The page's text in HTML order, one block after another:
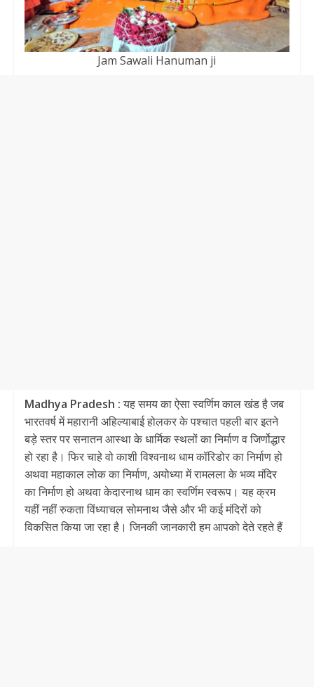
Jam Sawali Hanuman ji
Madhya Pradesh :यह समय का ऐसा स्वर्णिम काल खंड है जब
भारतवर्ष में महारानी अहिल्याबाई होलकर के पश्चात पहली बार इतने
बड़े स्तर पर सनातन आस्था के धार्मिक स्थलों का निर्माण व जिर्णोद्धार
हो रहा है। फिर चाहे वो काशी विश्वनाथ धाम कॉरिडोर का निर्माण हो
अथवा महाकाल लोक का निर्माण, अयोध्या में रामलला के भव्य मंदिर
का निर्माण हो अथवा केदारनाथ धाम का स्वर्णिम स्वरूप। यह क्रम
यहीं नहीं रुकता विंध्याचल सोमनाथ जैसे और भी कई मंदिरों को
विकसित किया जा रहा है। जिनकी जानकारी हम आपको देते रहते हैं